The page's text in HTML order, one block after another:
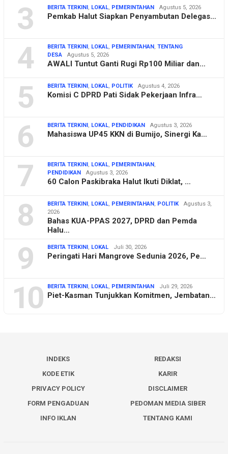
3 BERITA TERKINI , LOKAL, PEMERINTAHAN Agustus 5, 2026
Pemkab Halut Siapkan Penyambutan Delegas…
4 BERITA TERKINI , LOKAL, PEMERINTAHAN , TENTANG
DESA
Agustus 5, 2026
AWALI Tuntut Ganti Rugi Rp100 Miliar dan…
5 BERITA TERKINI , LOKAL, POLITIK Agustus 4, 2026
Komisi C DPRD Pati Sidak Pekerjaan Infra…
6 BERITA TERKINI , LOKAL, PENDIDIKAN Agustus 3, 2026
Mahasiswa UP45 KKN di Bumijo, Sinergi Ka…
7 BERITA TERKINI , LOKAL, PEMERINTAHAN ,
PENDIDIKAN
Agustus 3, 2026
60 Calon Paskibraka Halut Ikuti Diklat, …
8 BERITA TERKINI , LOKAL, PEMERINTAHAN , POLITIK
Agustus 3,
2026
Bahas KUA-PPAS 2027, DPRD dan Pemda
Halu…
9 BERITA TERKINI , LOKAL Juli 30, 2026
Peringati Hari Mangrove Sedunia 2026, Pe…
10 BERITA TERKINI , LOKAL, PEMERINTAHAN Juli 29, 2026
Piet-Kasman Tunjukkan Komitmen, Jembatan…
INDEKS
REDAKSI
KODE ETIK
KARIR
PRIVACY POLICY
DISCLAIMER
FORM PENGADUAN
PEDOMAN MEDIA SIBER
INFO IKLAN
TENTANG KAMI